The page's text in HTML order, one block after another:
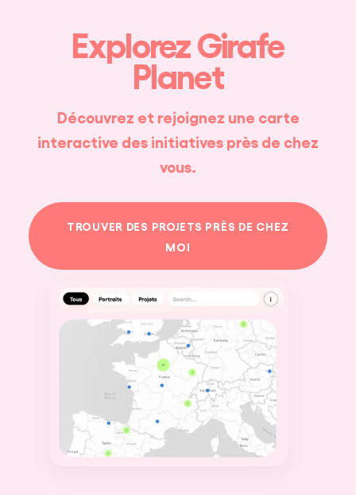
Explorez Girafe
Planet
Découvrez et rejoignez une carte
interactive des initiatives près de chez
vous.
TROUVER DES PROJETS PRÈS DE CHEZ
MOI